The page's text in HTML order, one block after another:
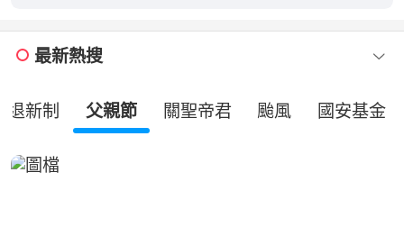
最新熱搜
退新制 父親節 關聖帝君 颱風 國安基金